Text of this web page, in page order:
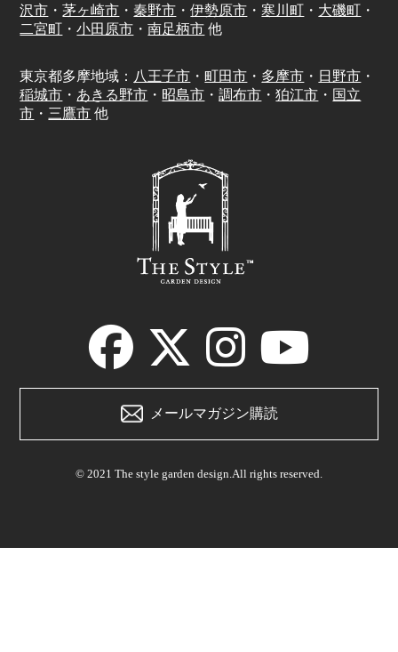
沢市 ・茅ヶ崎市 ・ 秦野市 ・伊勢原市 ・ 寒川町 ・ 大磯町 ・
二宮町 ・小田原市 ・南足柄市 他
東京都多摩地域： 八王子市 ・町田市 ・ 多摩市 ・ 日野市 ・
稲城市 ・ あきる野市 ・ 昭島市 ・調布市 ・狛江市 ・ 国立
市 ・ 三鷹市 他
メールマガジン購読
© 2021 The style garden design.All rights reserved.